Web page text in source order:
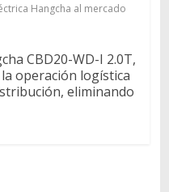
Hangcha al mercado
CBD20-WD-I 2.0T,
operación logística
eliminando